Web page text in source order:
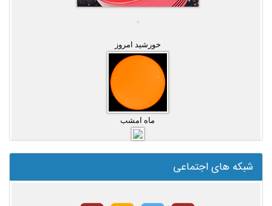
خورشید امروز
ماه امشب
شبکه های اجتماعی